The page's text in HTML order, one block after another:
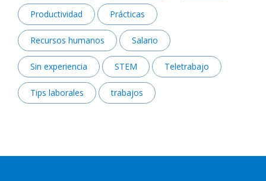
Productividad Prácticas
Recursos humanos Salario
Sin experiencia STEM Teletrabajo
Tips laborales trabajos